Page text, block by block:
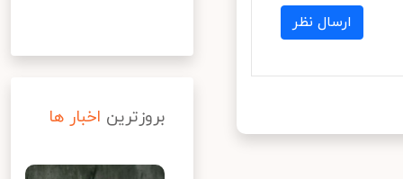
ارسال نظر
بروزترین اخبار ها